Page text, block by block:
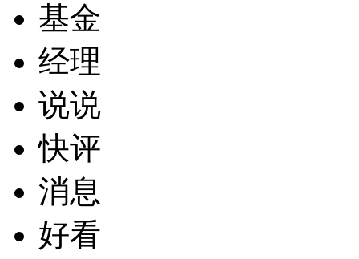
基金
经理
说说
快评
消息
好看